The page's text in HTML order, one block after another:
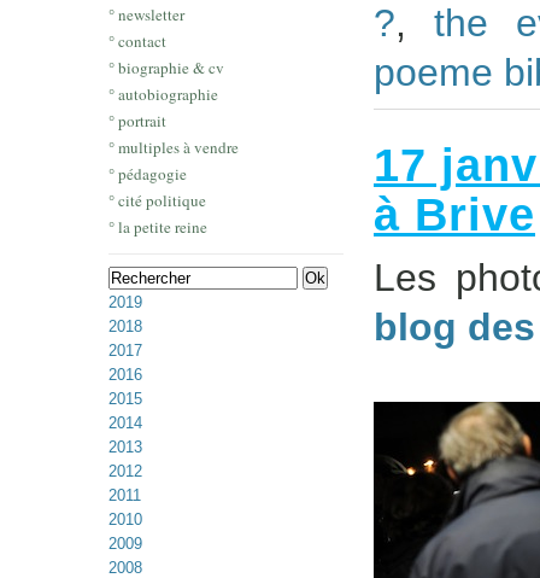
° newsletter
° contact
° biographie & cv
° autobiographie
° portrait
° multiples à vendre
° pédagogie
° cité politique
° la petite reine
2019
2018
2017
2016
2015
2014
2013
2012
2011
2010
2009
2008
?,the
poeme
17
à Brive
Les
blog